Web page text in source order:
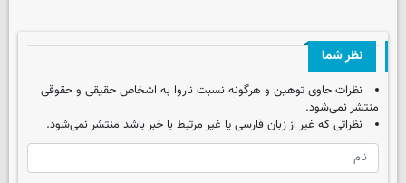
نظر شما
نظرات حاوی توهین و هرگونه نسبت ناروا به اشخاص حقیقی و حقوقی
منتشر نمی‌شود.
نظراتی که غیر از زبان فارسی یا غیر مرتبط با خبر باشد منتشر نمی‌شود.